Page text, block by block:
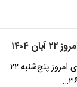
۱۴۰۴
قیمت اسکناس و حواله دلار توافقی در بازار ارز تجاری امروز پنج‌شنبه ۲۲